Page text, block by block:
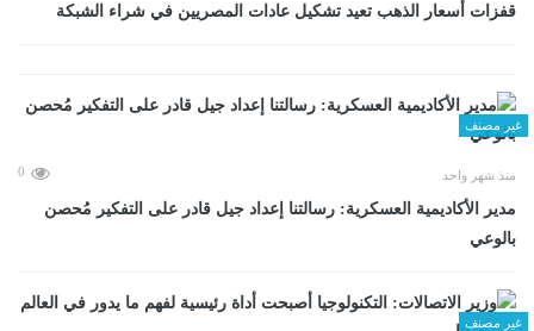
قفزات أسعار الذهب تعيد تشكيل عادات المصريين في شراء الشبكة
غير مصنف
منذ شهر واحد 0
مدير الأكاديمية العسكرية: رسالتنا إعداد جيل قادر على التفكير مُحصن
بالوعي
غير مصنف